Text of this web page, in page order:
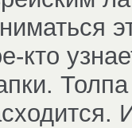
кто
Толпа